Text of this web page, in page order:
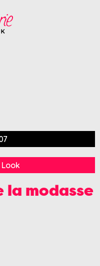
Look
la modasse